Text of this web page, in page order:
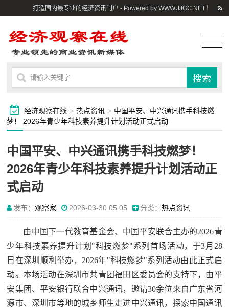
打造国内最专业的经济资讯门户 - Powered by WWW.JJGC.NET！
经济观察在线 > 热点资讯 > 中国平安、中兴通讯携手科技燃
梦！ 2026年青少年科技素养提升计划活动正式启动
中国平安、中兴通讯携手科技燃梦！
2026年青少年科技素养提升计划活动正
式启动
发布：观察家 2026-03-30 05:05 分类：热点资讯
由中国下一代教育基金会、中国平安联合主办的2026青
少年科技素养提升计划"科技燃梦"系列首场活动，于3月28
日在深圳顺利举办，2026年"科技燃梦"系列活动由此正式启
动。本场活动在深圳市共青团福田区委员会的支持下，由平
安集团、平安银行联合中兴通讯，邀请30余位来自广东省河
源市、深圳市等地的城乡师生走进中兴通讯，探索中国通讯